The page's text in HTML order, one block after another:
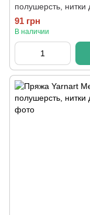
полушерсть,
91 грн
В наличии